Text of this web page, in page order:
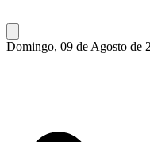
Domingo, 09 de Agosto de